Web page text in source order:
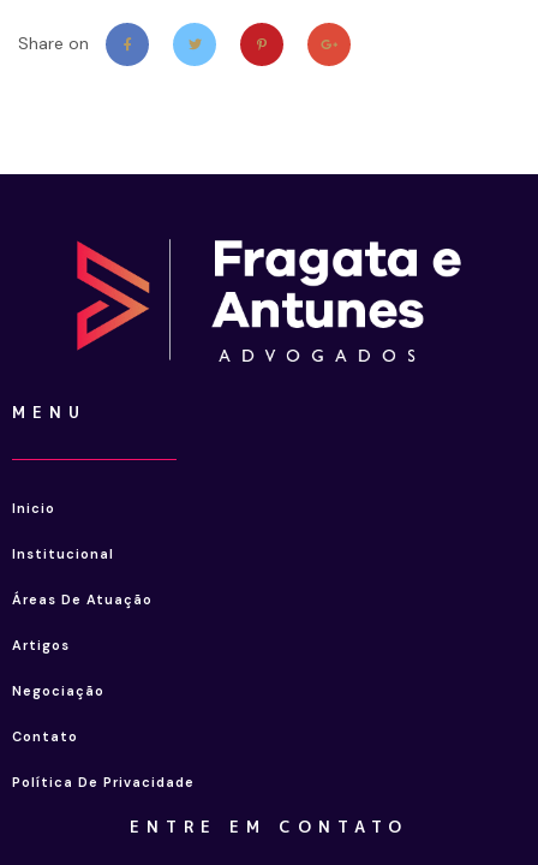
Share on
MENU
Inicio
Institucional
Áreas De Atuação
Artigos
Negociação
Contato
Política De Privacidade
ENTRE EM CONTATO